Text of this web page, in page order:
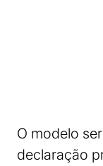
O modelo
declaração